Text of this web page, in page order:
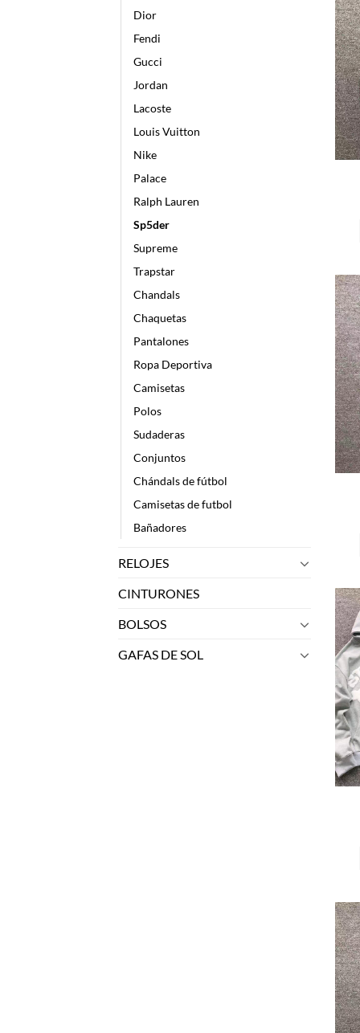
Dior
Fendi
Gucci
Jordan
Lacoste
Louis Vuitton
Nike
Palace
Ralph Lauren
Sp5der
Supreme
Trapstar
Chandals
Chaquetas
Pantalones
Ropa Deportiva
Camisetas
Polos
Sudaderas
Conjuntos
Chándals de fútbol
Camisetas de futbol
Bañadores
RELOJES
CINTURONES
BOLSOS
GAFAS DE SOL